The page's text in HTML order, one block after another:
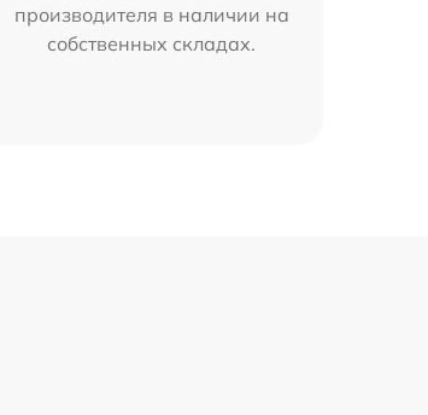
производителя в наличии на
собственных складах.